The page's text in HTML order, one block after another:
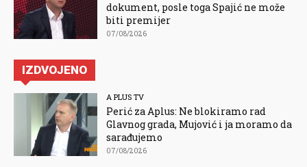
dokument, posle toga Spajić ne može
biti premijer
07/08/2026
IZDVOJENO
A PLUS TV
Perić za Aplus: Ne blokiramo rad
Glavnog grada, Mujović i ja moramo da
sarađujemo
07/08/2026